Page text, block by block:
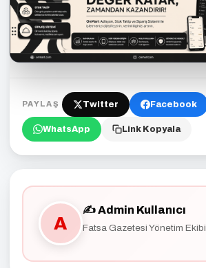
PAYLAŞ Twitter Facebook
WhatsApp Link Kopyala
A
✍️ Admin Kullanıcı
Fatsa Gazetesi Yönetim Ekibi